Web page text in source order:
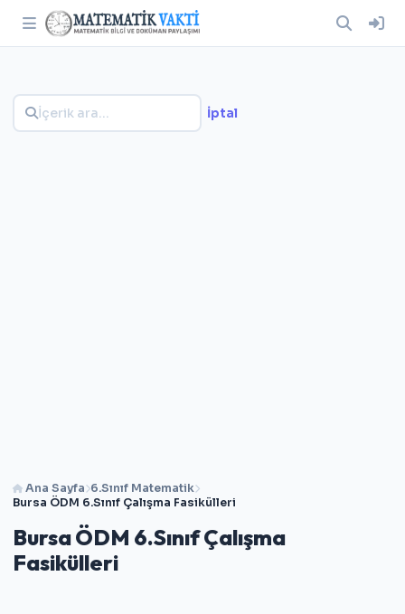
Ana Sayfa 6.Sınıf Matematik
Bursa ÖDM 6.Sınıf Çalışma Fasikülleri
Bursa ÖDM 6.Sınıf Çalışma
Fasikülleri
İptal